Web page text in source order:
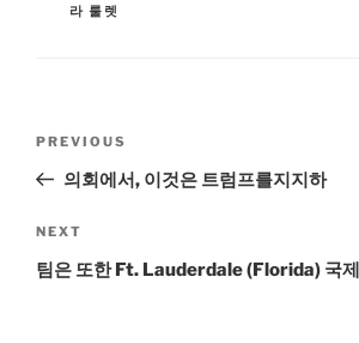
라 룰렛
Previous
Post
PREVIOUS
의회에서, 이것은 트럼프를지지하
Next
Post
NEXT
팀은 또한 Ft. Lauderdale (Florida) 국제